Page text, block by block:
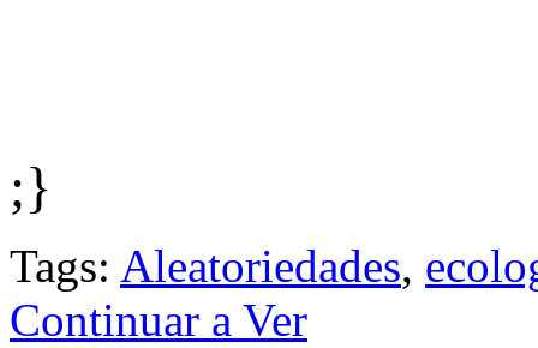
;}
Tags: Aleatoriedades,
Continuar a Ver